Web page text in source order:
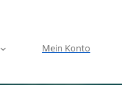
Mein Konto